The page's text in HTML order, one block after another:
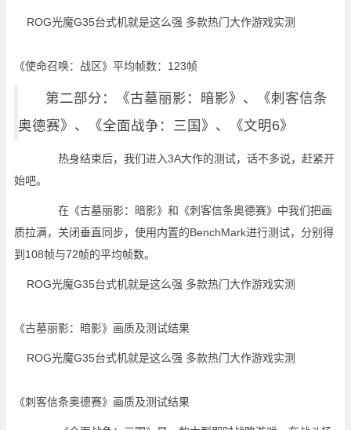
《使命召唤：战区》平均帧数：123帧
第二部分：《古墓丽影：暗影》、《刺客信条
奥德赛》、《全面战争：三国》、《文明6》
热身结束后，我们进入3A大作的测试，话不多说，赶紧开
始吧。
在《古墓丽影：暗影》和《刺客信条奥德赛》中我们把画
质拉满，关闭垂直同步，使用内置的BenchMark进行测试，分别得
到108帧与72帧的平均帧数。
《古墓丽影：暗影》画质及测试结果
《刺客信条奥德赛》画质及测试结果